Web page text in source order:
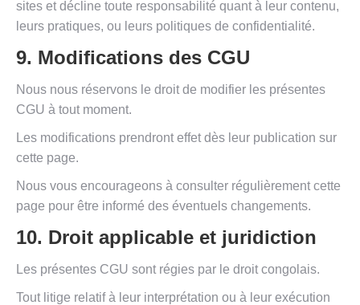
sites et décline toute responsabilité quant à leur contenu,
leurs pratiques, ou leurs politiques de confidentialité.
9. Modifications des CGU
Nous nous réservons le droit de modifier les présentes
CGU à tout moment.
Les modifications prendront effet dès leur publication sur
cette page.
Nous vous encourageons à consulter régulièrement cette
page pour être informé des éventuels changements.
10. Droit applicable et juridiction
Les présentes CGU sont régies par le droit congolais.
Tout litige relatif à leur interprétation ou à leur exécution